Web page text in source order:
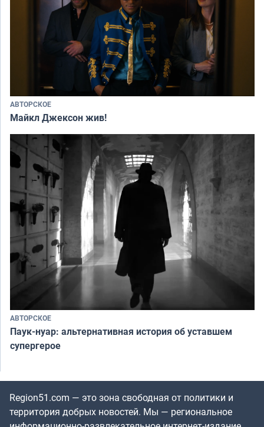
АВТОРСКОЕ
Майкл Джексон жив!
АВТОРСКОЕ
Паук-нуар: альтернативная история об уставшем
супергерое
Region51.com — это зона свободная от политики и
территория добрых новостей. Мы — региональное